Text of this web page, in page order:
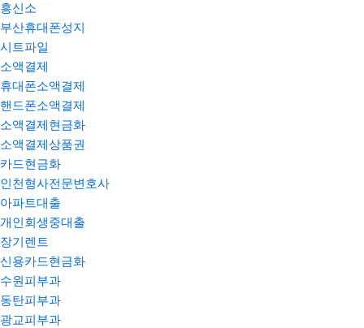
흥신소
부산휴대폰성지
시트파일
소액결제
휴대폰소액결제
핸드폰소액결제
소액결제현금화
소액결제상품권
카드현금화
인천형사전문변호사
아파트대출
개인회생중대출
장기렌트
신용카드현금화
수원피부과
동탄피부과
광교피부과